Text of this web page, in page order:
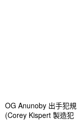
OG Anunoby 出手犯規
(Corey Kispert 製造犯